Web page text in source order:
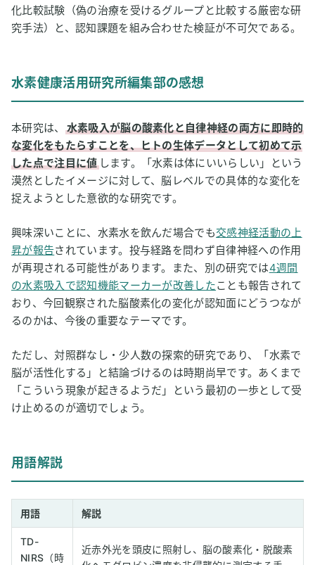
化比較試験（偽の治療を受けるグループと比較する厳密な研
究手法）と、認知課題を組み合わせた検証が不可欠である。
水素健康活用研究所編集部の感想
本研究は、
水素吸入が脳の酸素化と自律神経の両方に即時的
な変化をもたらすことを、ヒトの生体データとして初めて示
した点で注目に値します。「水素は体にいいらしい」という
漠然としたイメージに対して、脳レベルでの具体的な変化を
捉えようとした意欲的な研究です。
興味深いことに、水素水を飲んだ場合でも交感神経活動の上
昇が報告されています。投与経路を問わず自律神経への作用
が再現される可能性があります。また、別の研究では4週間
の水素吸入で認知機能マーカーが改善したことも報告されて
おり、今回観察された脳酸素化の変化が認知面にどうつなが
るのかは、今後の重要なテーマです。
ただし、対照群なし・少人数の探索的研究であり、「水素で
脳が活性化する」と結論づけるのは時期尚早です。あくまで
「こういう現象が起きるようだ」という最初の一歩として受
け止めるのが適切でしょう。
用語解説
用語 解説
TD-
NIRS（時
近赤外光を頭皮に照射し、脳の酸素化・脱酸素